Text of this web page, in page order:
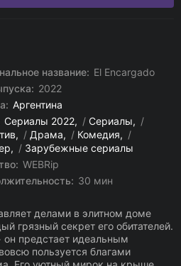
название: El Encargado
2022
Аргентина
Сериалы 2022 / Сериалы
/
/ Драма / Комедия
/
/ Зарубежные сериалы
WEBRip
30 мин
делами в элитном доме
грязный секрет его обитателей.
предстает идеальным
пользуется благами